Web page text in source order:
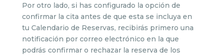
Por otro lado, si has configurado la opción de
confirmar la cita antes de que esta se incluya en
tu Calendario de Reservas, recibirás primero una
notificación por correo electrónico en la que
podrás confirmar o rechazar la reserva de los